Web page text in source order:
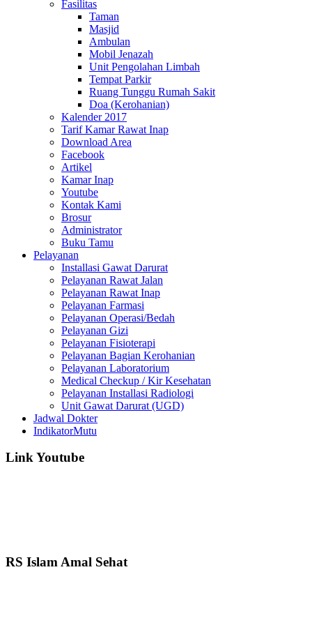
Fasilitas
Taman
Masjid
Ambulan
Mobil Jenazah
Unit Pengolahan Limbah
Tempat Parkir
Ruang Tunggu Rumah Sakit
Doa (Kerohanian)
Kalender 2017
Tarif Kamar Rawat Inap
Download Area
Facebook
Artikel
Kamar Inap
Youtube
Kontak Kami
Brosur
Administrator
Buku Tamu
Pelayanan
Installasi Gawat Darurat
Pelayanan Rawat Jalan
Pelayanan Rawat Inap
Pelayanan Farmasi
Pelayanan Operasi/Bedah
Pelayanan Gizi
Pelayanan Fisioterapi
Pelayanan Bagian Kerohanian
Pelayanan Laboratorium
Medical Checkup / Kir Kesehatan
Pelayanan Installasi Radiologi
Unit Gawat Darurat (UGD)
Jadwal Dokter
IndikatorMutu
Link Youtube
RS Islam Amal Sehat